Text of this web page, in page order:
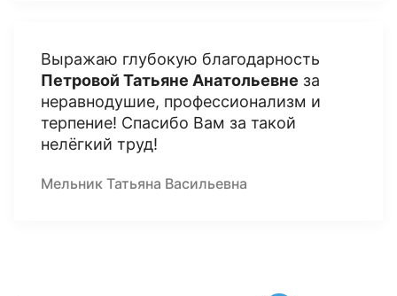
Выражаю глубокую благодарность
Петровой Татьяне Анатольевне за
неравнодушие, профессионализм и
терпение! Спасибо Вам за такой
нелёгкий труд!
Мельник Татьяна Васильевна